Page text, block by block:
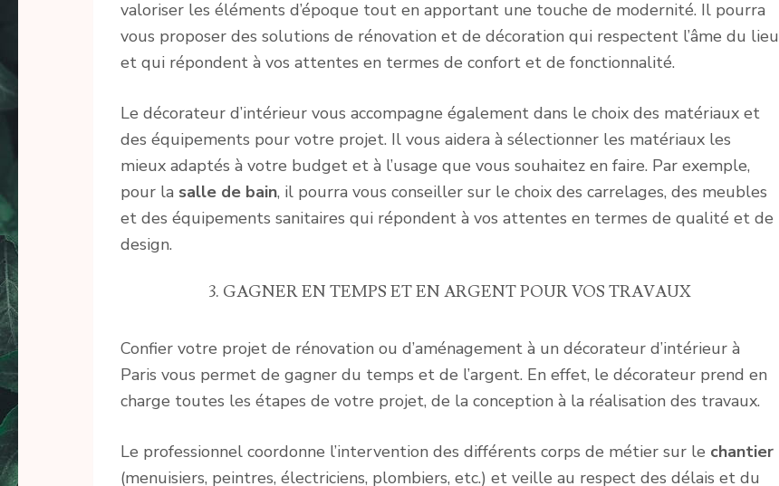
valoriser les éléments d’époque tout en apportant une touche de modernité. Il pourra
vous proposer des solutions de rénovation et de décoration qui respectent l’âme du lieu
et qui répondent à vos attentes en termes de confort et de fonctionnalité.
Le décorateur d’intérieur vous accompagne également dans le choix des matériaux et
des équipements pour votre projet. Il vous aidera à sélectionner les matériaux les
mieux adaptés à votre budget et à l’usage que vous souhaitez en faire. Par exemple,
pour la salle de bain, il pourra vous conseiller sur le choix des carrelages, des meubles
et des équipements sanitaires qui répondent à vos attentes en termes de qualité et de
design.
3. GAGNER EN TEMPS ET EN ARGENT POUR VOS TRAVAUX
Confier votre projet de rénovation ou d’aménagement à un décorateur d’intérieur à
Paris vous permet de gagner du temps et de l’argent. En effet, le décorateur prend en
charge toutes les étapes de votre projet, de la conception à la réalisation des travaux.
Le professionnel coordonne l’intervention des différents corps de métier sur le chantier
(menuisiers, peintres, électriciens, plombiers, etc.) et veille au respect des délais et du